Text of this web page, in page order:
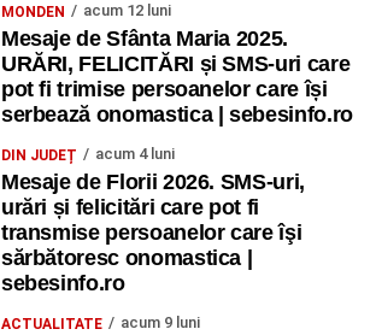
MONDEN acum 12 luni
Mesaje de Sfânta Maria 2025.
URĂRI, FELICITĂRI și SMS-uri care
pot fi trimise persoanelor care își
serbează onomastica | sebesinfo.ro
DIN JUDEȚ acum 4 luni
Mesaje de Florii 2026. SMS-uri,
urări și felicitări care pot fi
transmise persoanelor care îşi
sărbătoresc onomastica |
sebesinfo.ro
ACTUALITATE acum 9 luni